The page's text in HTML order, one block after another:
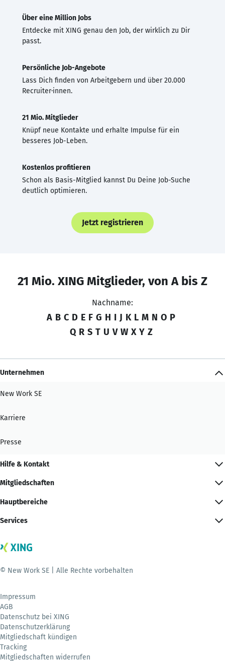
Über eine Million Jobs
Entdecke mit XING genau den Job, der wirklich zu Dir
passt.
Persönliche Job-Angebote
Lass Dich finden von Arbeitgebern und über 20.000
Recruiter·innen.
21 Mio. Mitglieder
Knüpf neue Kontakte und erhalte Impulse für ein
besseres Job-Leben.
Kostenlos profitieren
Schon als Basis-Mitglied kannst Du Deine Job-Suche
deutlich optimieren.
Jetzt registrieren
21 Mio. XING Mitglieder, von A bis Z
Nachname:
A B C D E F G H I J K L M N O P
Q R S T U V W X Y Z
Unternehmen
New Work SE
Karriere
Presse
Hilfe & Kontakt
Mitgliedschaften
Hauptbereiche
Services
© New Work SE | Alle Rechte vorbehalten
Impressum
AGB
Datenschutz bei XING
Datenschutzerklärung
Mitgliedschaft kündigen
Tracking
Mitgliedschaften widerrufen